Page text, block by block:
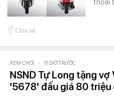
thoại
Chia sẻ
XEM CHƠI - 11 GIỜ TRƯỚC
NSND Tự Long tặng vợ
'5678' đấu giá 80 triệu